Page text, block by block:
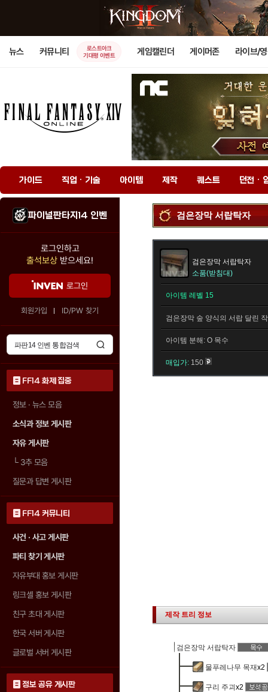
뉴스 커뮤니티
로스트아크
기대평 이벤트
게임캘린더 게이머존 라이브/
가이드 직업 · 기술 아이템 제작 퀘스트 던전 ·
파이널판타지14 인벤
로그인하고
출석보상 받으세요!
로그인
회원가입 ID/PW 찾기
FF14 화제 집중
정보 · 뉴스 모음
소식과 정보 게시판
자유 게시판
└3추 모음
질문과 답변 게시판
FF14 커뮤니티
사건 · 사고 게시판
파티 찾기 게시판
자유부대 홍보 게시판
링크셸 홍보 게시판
친구 초대 게시판
한국 서버 게시판
글로벌 서버 게시판
정보 공유 게시판
검은장막 서랍탁자
검은장막 서랍탁자
소품(받침대)
아이템 레벨 15
검은장막 숲 양식의 서랍 달린
아이템 분해: O 목수
매입가: 150
제작 트리 정보
검은장막 서랍탁자
물푸레나무 목재x2
구리 주괴 x2